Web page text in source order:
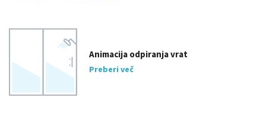
Animacija odpiranja vrat
Preberi več